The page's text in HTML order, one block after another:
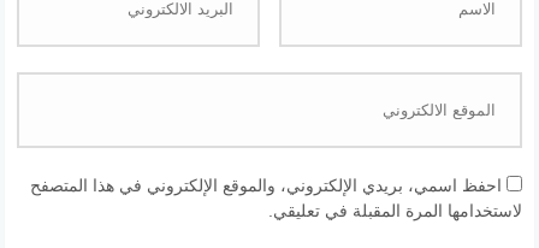
احفظ اسمي، بريدي الإلكتروني، والموقع الإلكتروني في هذا المتصفح
لاستخدامها المرة المقبلة في تعليقي.